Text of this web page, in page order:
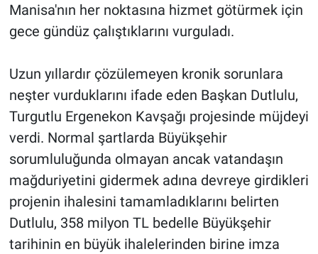
Manisa'nın her noktasına hizmet götürmek için
gece gündüz çalıştıklarını vurguladı.
Uzun yıllardır çözülemeyen kronik sorunlara
neşter vurduklarını ifade eden Başkan Dutlulu,
Turgutlu Ergenekon Kavşağı projesinde müjdeyi
verdi. Normal şartlarda Büyükşehir
sorumluluğunda olmayan ancak vatandaşın
mağduriyetini gidermek adına devreye girdikleri
projenin ihalesini tamamladıklarını belirten
Dutlulu, 358 milyon TL bedelle Büyükşehir
tarihinin en büyük ihalelerinden birine imza